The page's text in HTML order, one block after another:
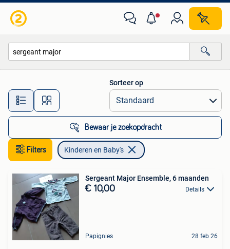
Alle afstanden…
Sorteer op
Bewaar je zoekopdracht
Filters Kinderen en Baby's
Sergeant Major Ensemble, 6 maanden
€ 10,00 Details
Papignies 28 feb 26